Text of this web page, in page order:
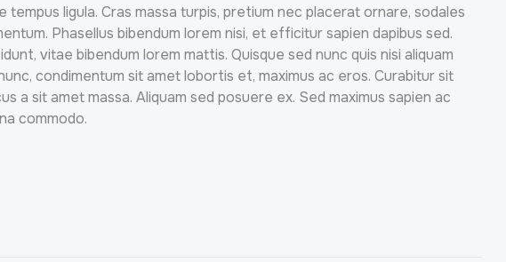
ligula. Cras massa turpis, pretium nec placerat ornare, sodales
Phasellus bibendum lorem nisi, et efficitur sapien dapibus sed.
vitae bibendum lorem mattis. Quisque sed nunc quis nisi aliquam
condimentum sit amet lobortis et, maximus ac eros. Curabitur sit
a sit amet massa. Aliquam sed posuere ex. Sed maximus sapien ac
commodo.